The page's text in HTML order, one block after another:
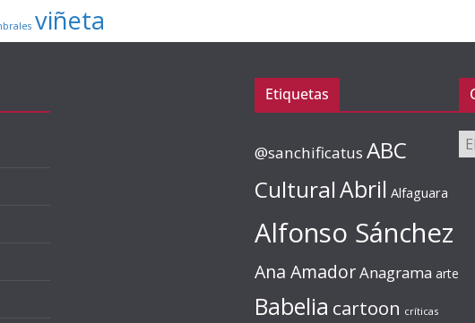
viñeta
Etiquetas
@sanchificatus ABC
CulturalAbril Alfaguara
Alfonso Sánchez
Ana AmadorAnagrama arte
Babelia cartoon críticas